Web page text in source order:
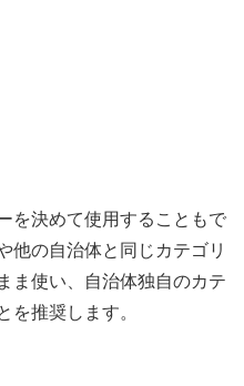
を決めて使用することもで
他の自治体と同じカテゴリ
ま使い、自治体独自のカテ
を推奨します。